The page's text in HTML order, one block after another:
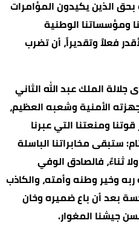
الذين يكيدون المؤامرات
ومؤسساتنا الوطنية
فعلاً وتقديراً، أن تضرب
جلالة الملك عبد الله الثاني
الأمنية وشعبه العظيم،
ومنعتنا التي عبرنا
ستبقى مخابراتنا الباسلة
ثناءً، فالصادق الوفي
وخير وطنه وأمته، والكاذب
بعد أن باع ضميره وخان
جيشنا المغوار.